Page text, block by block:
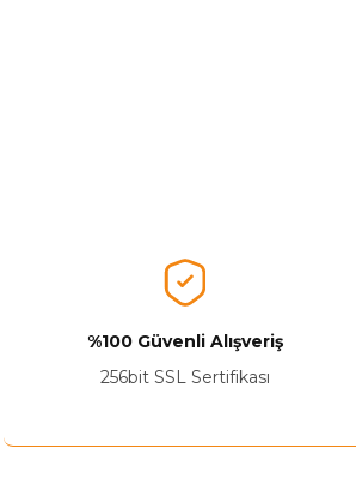
%100 Güvenli Alışveriş
256bit SSL Sertifikası